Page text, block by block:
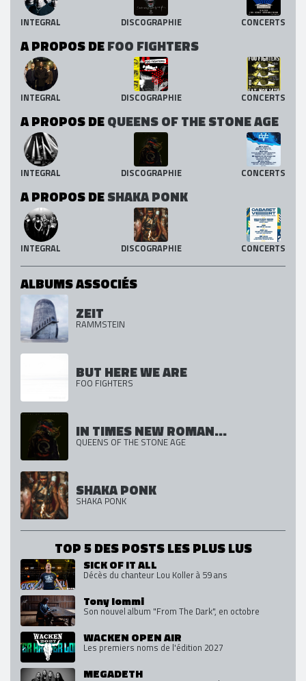
INTEGRAL DISCOGRAPHIE CONCERTS
A PROPOS DEFOO FIGHTERS
INTEGRAL DISCOGRAPHIE CONCERTS
A PROPOS DEQUEENS OF THE STONE AGE
INTEGRAL DISCOGRAPHIE CONCERTS
A PROPOS DESHAKA PONK
INTEGRAL DISCOGRAPHIE CONCERTS
ALBUMS ASSOCIÉS
ZEIT
RAMMSTEIN
BUT HERE WE ARE
FOO FIGHTERS
IN TIMES NEW ROMAN...
QUEENS OF THE STONE AGE
SHAKA PONK
SHAKA PONK
TOP 5 DES POSTS LES PLUS LUS
SICK OF IT ALL
Décès du chanteur Lou Koller à 59 ans
Tony Iommi
Son nouvel album "From The Dark", en octobre
WACKEN OPEN AIR
Les premiers noms de l'édition 2027
MEGADETH